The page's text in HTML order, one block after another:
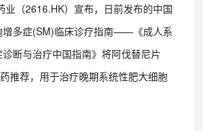
业（2616.HK）宣布，日前发布的中国
增多症(SM)临床诊疗指南——《成人系
断与治疗中国指南》将阿伐替尼片
推荐，用于治疗晚期系统性肥大细胞